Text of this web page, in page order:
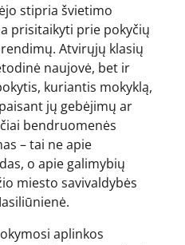
stipria švietimo
prisitaikyti prie pokyčių
Atvirųjų klasių
naujovė, bet ir
kuriantis mokyklą,
jų gebėjimų ar
bendruomenės
– tai ne apie
o apie galimybių
miesto savivaldybės
aplinkos